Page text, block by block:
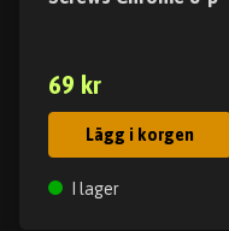
69 kr
Lägg i korgen
I lager